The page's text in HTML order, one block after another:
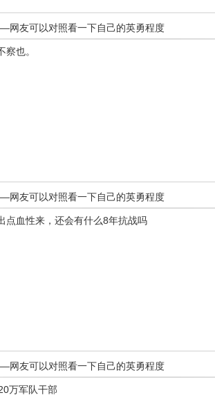
网友可以对照看一下自己的英勇程度
也。
网友可以对照看一下自己的英勇程度
点血性来，还会有什么8年抗战吗
网友可以对照看一下自己的英勇程度
万军队干部